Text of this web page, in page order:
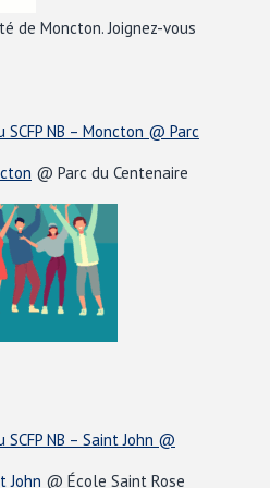
de Moncton. Joignez-vous
NB – Moncton @ Parc
@ Parc du Centenaire
NB – Saint John @
John @ École Saint Rose